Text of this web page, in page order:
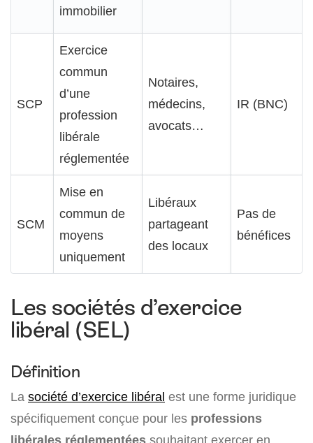
immobilier
SCP
Exercice
commun
d’une
profession
libérale
réglementée
Notaires,
médecins,
avocats…
IR (BNC)
SCM
Mise en
commun de
moyens
uniquement
Libéraux
partageant
des locaux
Pas de
bénéfices
Les sociétés d’exercice
libéral (SEL)
Définition
La société d’exercice libéral est une forme juridique
spécifiquement conçue pour les professions
libérales réglementées souhaitant exercer en